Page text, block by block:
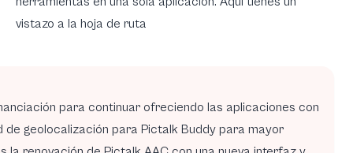
vistazo a la hoja de ruta
para continuar ofreciendo las aplicaciones con
geolocalización para Pictalk Buddy para mayor